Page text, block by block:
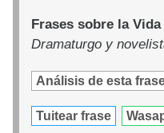
Frases sobre la Vida
Dramaturgo y
Análisis de esta
Tuitear frase